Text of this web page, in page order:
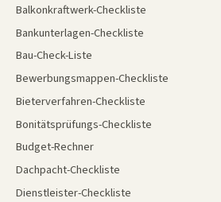
Balkonkraftwerk-Checkliste
Bankunterlagen-Checkliste
Bau-Check-Liste
Bewerbungsmappen-Checkliste
Bieterverfahren-Checkliste
Bonitätsprüfungs-Checkliste
Budget-Rechner
Dachpacht-Checkliste
Dienstleister-Checkliste